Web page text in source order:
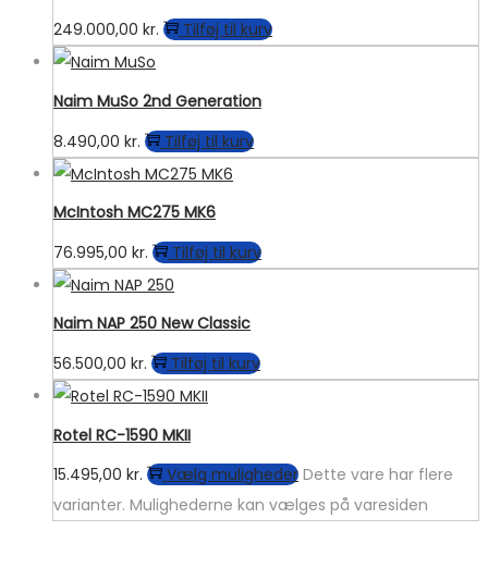
249.000,00 kr. Tilføj til kurv
Naim MuSo 2nd Generation
8.490,00 kr. Tilføj til kurv
McIntosh MC275 MK6
76.995,00 kr. Tilføj til kurv
Naim NAP 250 New Classic
56.500,00 kr. Tilføj til kurv
Rotel RC-1590 MKII
15.495,00 kr. Vælg muligheder Dette vare har flere
varianter. Mulighederne kan vælges på varesiden